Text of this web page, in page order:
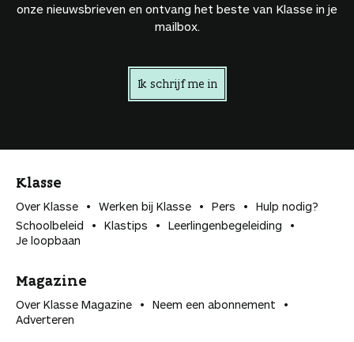
onze nieuwsbrieven en ontvang het beste van Klasse in je
mailbox.
Ik schrijf me in
Klasse
Over Klasse Werken bij Klasse Pers
Hulp nodig?
Schoolbeleid
Klastips
Leerlingen­begeleiding
Je loopbaan
Magazine
Over Klasse Magazine
Neem een abonnement
Adverteren